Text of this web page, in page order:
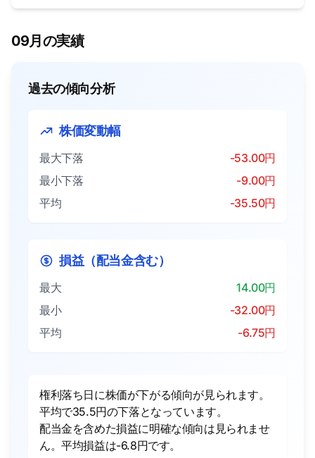
09月の実績
過去の傾向分析
株価変動幅
最大下落
-53.00円
最小下落
-9.00円
平均
-35.50円
損益（配当金含む）
最大
14.00円
最小
-32.00円
平均
-6.75円
権利落ち日に株価が下がる傾向が見られます。
平均で35.5円の下落となっています。
配当金を含めた損益に明確な傾向は見られませ
ん。平均損益は-6.8円です。